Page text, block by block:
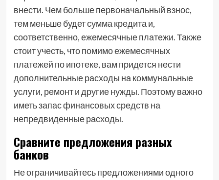
внести. Чем больше первоначальный взнос,
тем меньше будет сумма кредита и,
соответственно, ежемесячные платежи. Также
стоит учесть, что помимо ежемесячных
платежей по ипотеке, вам придется нести
дополнительные расходы на коммунальные
услуги, ремонт и другие нужды. Поэтому важно
иметь запас финансовых средств на
непредвиденные расходы.
Сравните предложения разных
банков
Не ограничивайтесь предложениями одного